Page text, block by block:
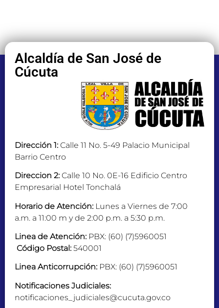
Alcaldía de San José de
Cúcuta
Dirección 1: Calle 11 No. 5-49 Palacio Municipal
Barrio Centro
Direccion 2: Calle 10 No. 0E-16 Edificio Centro
Empresarial Hotel Tonchalá
Horario de Atención: Lunes a Viernes de 7:00
a.m. a 11:00 m y de 2:00 p.m. a 5:30 p.m.
Linea de Atención: PBX: (60) (7)5960051
Código Postal: 540001
Linea Anticorrupción: PBX: (60) (7)5960051
Notificaciones Judiciales:
notificaciones_judiciales@cucuta.gov.co